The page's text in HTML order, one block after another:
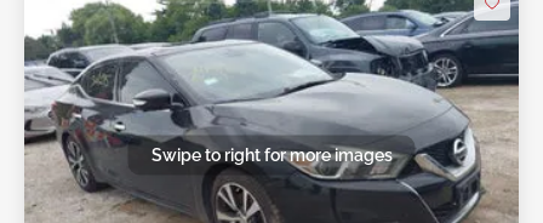
Swipe to right for more images